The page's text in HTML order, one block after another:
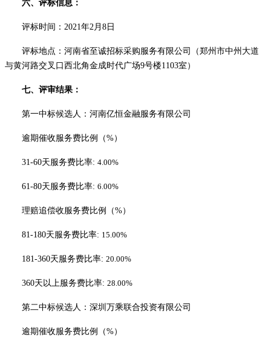
六、评标信息：
评标时间： 2021年2月 8 日
评标地点：河南省至诚招标采购服务有限公司（郑州市中州大道
与黄河路交叉口西北角金成时代广场9号楼1103室）
七、评审结果：
第一中标候选人：河南亿恒金融服务有限公司
逾期催收服务费比例（%）
31-60天服务费比率: 4.00%
61-80天服务费比率: 6.00%
理赔追偿收服务费比例（%）
81-180天服务费比率: 15.00%
181-360天服务费比率: 20.00%
360天以上服务费比率: 28.00%
第二中标候选人：深圳万乘联合投资有限公司
逾期催收服务费比例（%）